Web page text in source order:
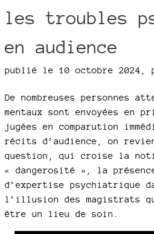
les troubles
en audience
publié le 10 octobre 2024
De nombreuses personnes
mentaux sont envoyées en
jugées en comparution
récits d’audience, on
question, qui croise la
« dangerosité », la
d’expertise psychiatrique
l’illusion des magistrats
être un lieu de soin.